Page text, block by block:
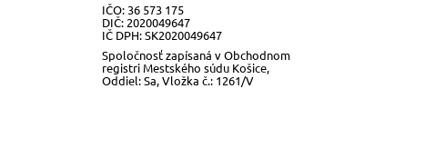
IČO: 36 573 175
DIČ: 2020049647
IČ DPH: SK2020049647
Spoločnosť zapísaná v Obchodnom
registri Mestského súdu Košice,
Oddiel: Sa, Vložka č.: 1261/V